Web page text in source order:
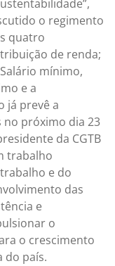
o regimento
quatro
de renda;
mínimo,
e a
já prevê a
próximo dia 23
da CGTB
trabalho
e do
das
e
o
o crescimento
do país.